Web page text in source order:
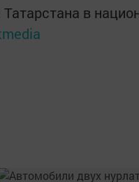
Татарстана в